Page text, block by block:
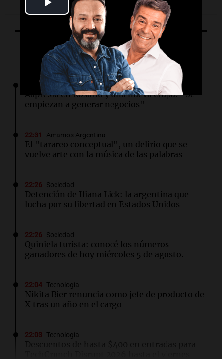
Video
Lo último
22:34 Congreso Aapresid 2026
Aapresid en Rosario y una nueva etapa: "Se
empiezan a generar negocios"
22:31 Amamos Argentina
El "tarareo conceptual", un delirio que se
vuelve arte con la música de las palabras
22:26 Sociedad
Detención de Iliana Lick: la argentina que
lucha por su libertad en Estados Unidos
22:26 Sociedad
Quiniela turista: conocé los números
ganadores de hoy miércoles 5 de agosto.
22:04 Tecnología
Nikita Bier renuncia como jefe de producto de
X tras un año en el cargo
22:03 Tecnología
Descuentos de hasta $400 en entradas para